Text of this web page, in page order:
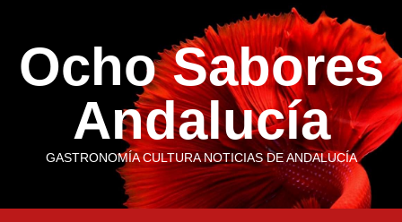
contenido
Ocho Sabores
Andalucía
GASTRONOMÍA CULTURA NOTICIAS DE ANDALUCÍA